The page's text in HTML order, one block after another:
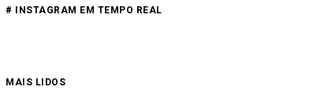
# INSTAGRAM EM TEMPO REAL
MAIS LIDOS